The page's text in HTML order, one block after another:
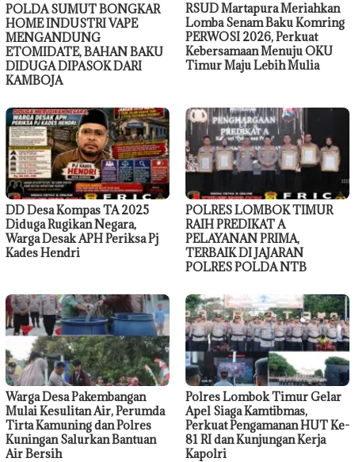
POLDA SUMUT BONGKAR
HOME INDUSTRI VAPE
MENGANDUNG
ETOMIDATE, BAHAN BAKU
DIDUGA DIPASOK DARI
KAMBOJA
RSUD Martapura Meriahkan
Lomba Senam Baku Komring
PERWOSI 2026, Perkuat
Kebersamaan Menuju OKU
Timur Maju Lebih Mulia
DD Desa Kompas TA 2025
Diduga Rugikan Negara,
Warga Desak APH Periksa Pj
Kades Hendri
POLRES LOMBOK TIMUR
RAIH PREDIKAT A
PELAYANAN PRIMA,
TERBAIK DI JAJARAN
POLRES POLDA NTB
Warga Desa Pakembangan
Mulai Kesulitan Air, Perumda
Tirta Kamuning dan Polres
Kuningan Salurkan Bantuan
Air Bersih
Polres Lombok Timur Gelar
Apel Siaga Kamtibmas,
Perkuat Pengamanan HUT Ke-
81 RI dan Kunjungan Kerja
Kapolri